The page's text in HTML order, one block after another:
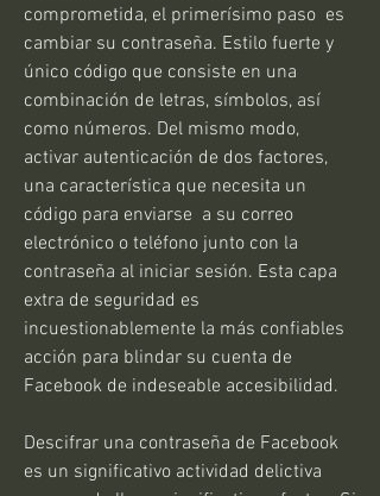
comprometida, el primerísimo paso  es
cambiar su contraseña. Estilo fuerte y
único código que consiste en una
combinación de letras, símbolos, así
como números. Del mismo modo,
activar autenticación de dos factores,
una característica que necesita un
código para enviarse  a su correo
electrónico o teléfono junto con la
contraseña al iniciar sesión. Esta capa
extra de seguridad es
incuestionablemente la más confiables
acción para blindar su cuenta de
Facebook de indeseable accesibilidad.
Descifrar una contraseña de Facebook
es un significativo actividad delictiva